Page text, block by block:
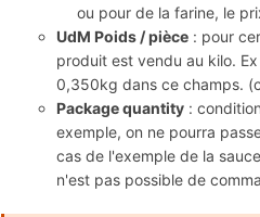
ou pour de la farine, le
UdM Poids / pièce : pour
produit est vendu au kilo.
0,350kg dans ce champs.
Package quantity :
exemple, on ne pourra
cas de l'exemple de la
n'est pas possible de